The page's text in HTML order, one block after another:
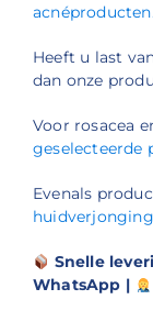
Heeft u last
dan onze
Voor rosacea
geselecteerde
Evenals
Snelle
WhatsApp |